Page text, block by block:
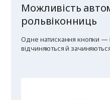
Можливість
рольвіконниць
Одне натискання кнопки —
відчиняються й